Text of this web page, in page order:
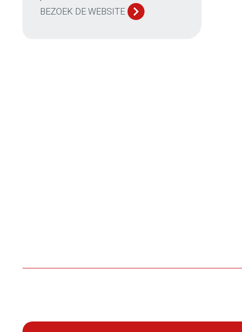
BEZOEK DE WEBSITE